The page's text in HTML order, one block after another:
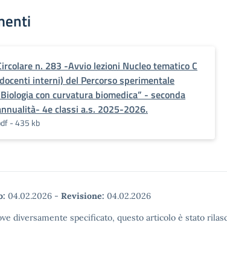
n. 283 -Avvio lezioni Nucleo tematico C
interni) del Percorso sperimentale
con curvatura biomedica” - seconda
4e classi a.s. 2025-2026.
- 435 kb
04.02.2026 - Revisione: 04.02.2026
diversamente specificato, questo articolo è stato